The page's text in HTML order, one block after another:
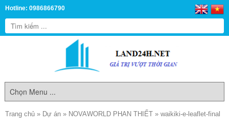
Hotline: 0986866790
Trang chủ » Dự án » NOVAWORLD PHAN THIẾT » waikiki-e-leaflet-final